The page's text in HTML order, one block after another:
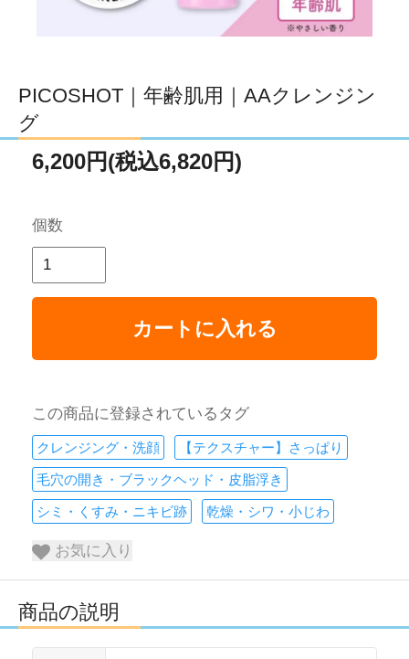
PICOSHOT｜年齢肌用｜AAクレンジン
グ
6,200円(税込6,820円)
個数
カートに入れる
この商品に登録されているタグ
クレンジング・洗顔 【テクスチャー】さっぱり
毛穴の開き・ブラックヘッド・皮脂浮き
シミ・くすみ・ニキビ跡 乾燥・シワ・小じわ
お気に入り
商品の説明